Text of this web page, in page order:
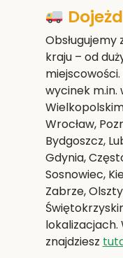
kraju – od
wycinek
Wrocław,
Bydgoszcz,
Gdynia,
Sosnowiec,
Zabrze,
lokalizacjach.
znajdziesz